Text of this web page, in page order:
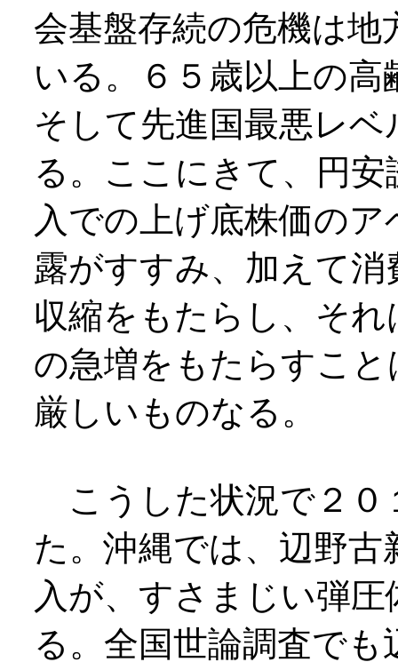
会基盤存続の危機は
いる。６５歳以上の
そして先進国最悪レ
る。ここにきて、円
入での上げ底株価の
露がすすみ、加えて
収縮をもたらし、そ
の急増をもたらすこ
厳しいものなる。
こうした状況で２０
た。沖縄では、辺野
入が、すさまじい弾
る。全国世論調査で